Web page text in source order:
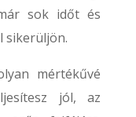
sok időt és
sikerüljön.
mértékűvé
jól, az